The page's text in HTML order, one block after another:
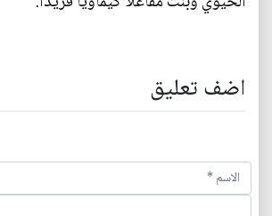
اضف تعليق